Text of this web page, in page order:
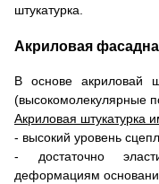
штукатурка.
Акриловая
В основе акриловай
(высокомолекулярные
Акриловая штукатурка
- высокий уровень
- достаточно
деформациям